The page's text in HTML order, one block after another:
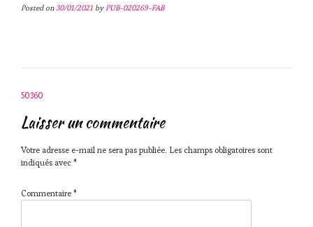
Posted on 30/01/2021 byPUB-020269-FAB
Post
50360
Laisser un commentaire
Votre adresse e-mail ne sera pas publiée. Les champs obligatoires sont
indiqués avec *
Commentaire *